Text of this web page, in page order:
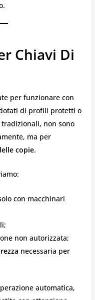
Chiavi Di
per funzionare con
di profili protetti o
non sono
ma per
copie.
con macchinari
non autorizzata;
necessaria per
automatica,